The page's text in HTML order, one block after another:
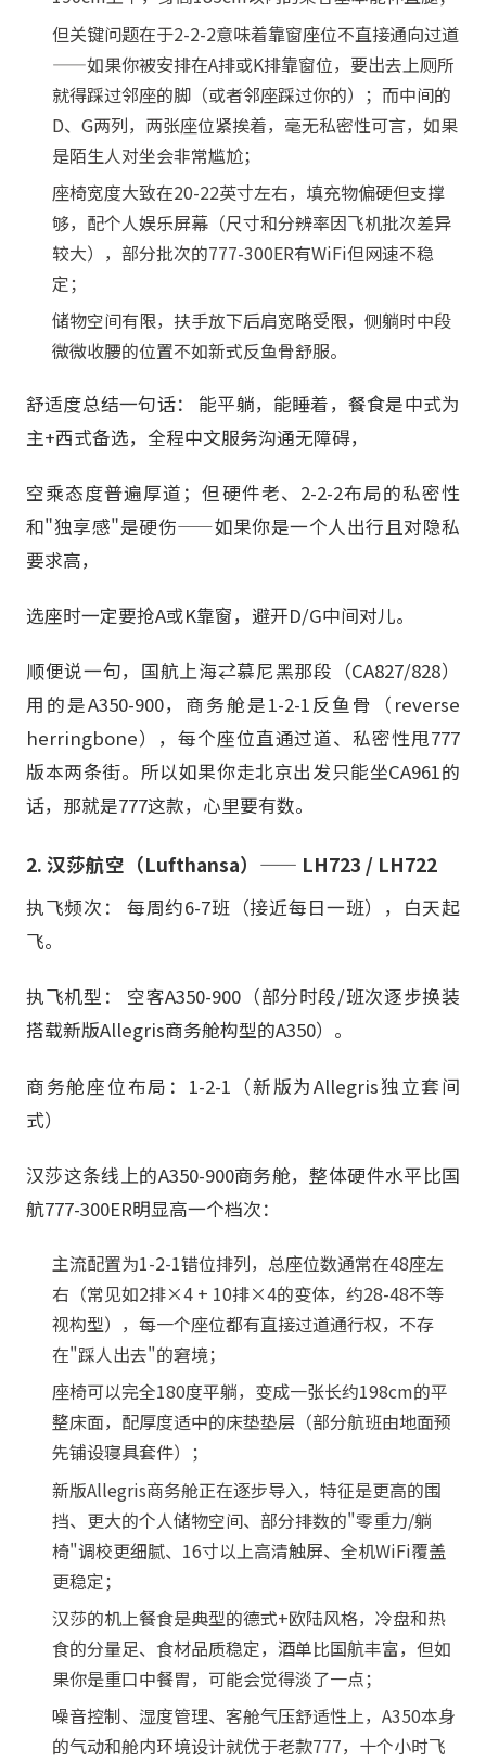
但关键问题在于2-2-2意味着靠窗座位不直接通向过道
——如果你被安排在A排或K排靠窗位，要出去上厕所
就得踩过邻座的脚（或者邻座踩过你的）；而中间的
D、G两列，两张座位紧挨着，毫无私密性可言，如果
是陌生人对坐会非常尴尬；
座椅宽度大致在20-22英寸左右，填充物偏硬但支撑
够，配个人娱乐屏幕（尺寸和分辨率因飞机批次差异
较大），部分批次的777-300ER有WiFi但网速不稳
定；
储物空间有限，扶手放下后肩宽略受限，侧躺时中段
微微收腰的位置不如新式反鱼骨舒服。
舒适度总结一句话： 能平躺，能睡着，餐食是中式为
主+西式备选，全程中文服务沟通无障碍，
空乘态度普遍厚道；但硬件老、2-2-2布局的私密性
和"独享感"是硬伤——如果你是一个人出行且对隐私
要求高，
选座时一定要抢A或K靠窗，避开D/G中间对儿。
顺便说一句，国航上海⇄慕尼黑那段（CA827/828）
用的是A350-900，商务舱是1-2-1反鱼骨（reverse
herringbone），每个座位直通过道、私密性甩777
版本两条街。所以如果你走北京出发只能坐CA961的
话，那就是777这款，心里要有数。
2. 汉莎航空（Lufthansa）—— LH723 / LH722
执飞频次： 每周约6-7班（接近每日一班），白天起
飞。
执飞机型： 空客A350-900（部分时段/班次逐步换装
搭载新版Allegris商务舱构型的A350）。
商务舱座位布局：1-2-1（新版为Allegris独立套间
式）
汉莎这条线上的A350-900商务舱，整体硬件水平比国
航777-300ER明显高一个档次：
主流配置为1-2-1错位排列，总座位数通常在48座左
右（常见如2排×4 + 10排×4的变体，约28-48不等
视构型），每一个座位都有直接过道通行权，不存
在"踩人出去"的窘境；
座椅可以完全180度平躺，变成一张长约198cm的平
整床面，配厚度适中的床垫垫层（部分航班由地面预
先铺设寝具套件）；
新版Allegris商务舱正在逐步导入，特征是更高的围
挡、更大的个人储物空间、部分排数的"零重力/躺
椅"调校更细腻、16寸以上高清触屏、全机WiFi覆盖
更稳定；
汉莎的机上餐食是典型的德式+欧陆风格，冷盘和热
食的分量足、食材品质稳定，酒单比国航丰富，但如
果你是重口中餐胃，可能会觉得淡了一点；
噪音控制、湿度管理、客舱气压舒适性上，A350本身
的气动和舱内环境设计就优于老款777，十个小时飞